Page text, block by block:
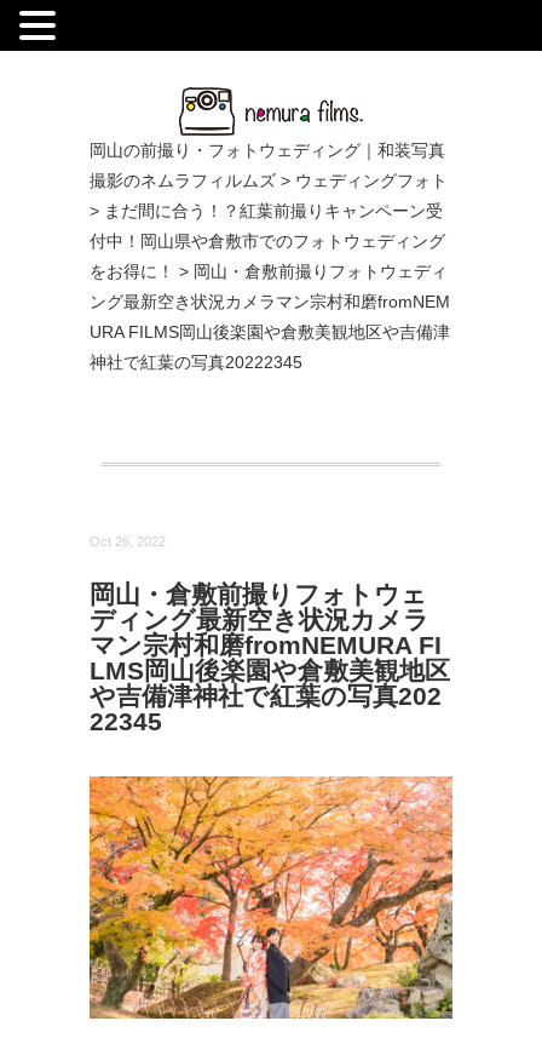
岡山の前撮り・フォトウェディング｜和装写真
撮影のネムラフィルムズ > ウェディングフォト
> まだ間に合う！？紅葉前撮りキャンペーン受
付中！岡山県や倉敷市でのフォトウェディング
をお得に！
> 岡山・倉敷前撮りフォトウェディ
ング最新空き状況カメラマン宗村和磨fromNEM
URA FILMS岡山後楽園や倉敷美観地区や吉備津
神社で紅葉の写真20222345
Oct 26, 2022
岡山・倉敷前撮りフォトウェ
ディング最新空き状況カメラ
マン宗村和磨fromNEMURA FI
LMS岡山後楽園や倉敷美観地区
や吉備津神社で紅葉の写真202
22345